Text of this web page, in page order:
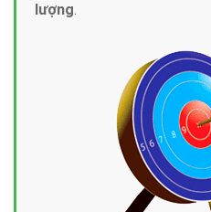
lượng.